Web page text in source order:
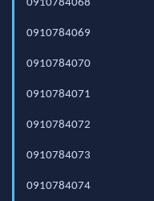
0910784068
0910784069
0910784070
0910784071
0910784072
0910784073
0910784074